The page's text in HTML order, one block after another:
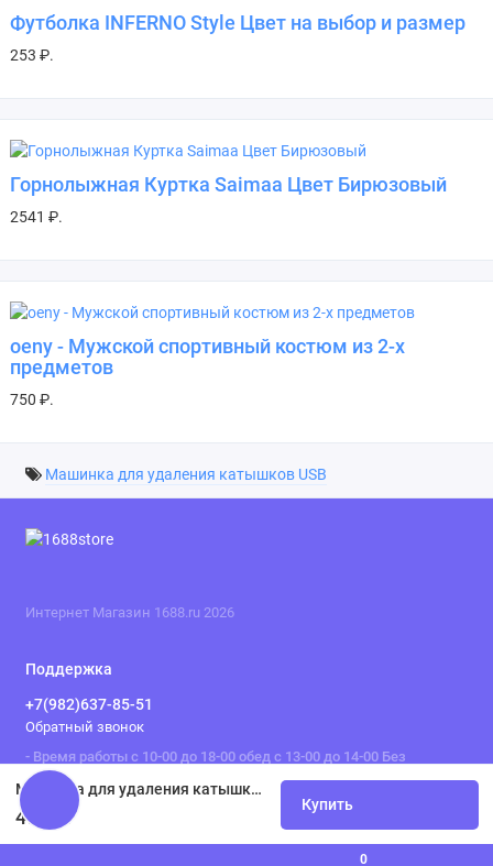
0
Машинка для удаления катышков USB в комплекте с набором сменных лезвий
472 ₽.
Купить
Футболка INFERNO Style Цвет на выбор и размер
253 ₽.
Горнолыжная Куртка Saimaa Цвет Бирюзовый
2541 ₽.
oeny - Мужской спортивный костюм из 2-х
предметов
750 ₽.
Машинка для удаления катышков USB
Интернет Магазин 1688.ru 2026
Поддержка
+7(982)637-85-51
Обратный звонок
- Время работы с 10-00 до 18-00 обед с 13-00 до 14-00 Без
выходных .